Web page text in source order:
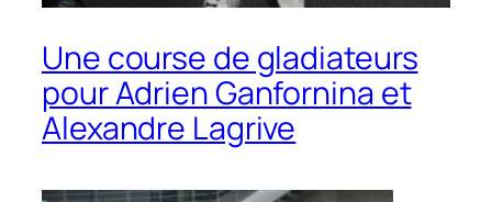
Une course de gladiateurs
pour Adrien Ganfornina et
Alexandre Lagrive